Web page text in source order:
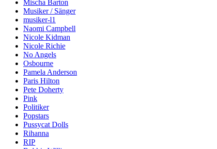
Mischa Barton
Musiker / Sänger
musiker-l1
Naomi Campbell
Nicole Kidman
Nicole Richie
No Angels
Osbourne
Pamela Anderson
Paris Hilton
Pete Doherty
Pink
Politiker
Popstars
Pussycat Dolls
Rihanna
RIP